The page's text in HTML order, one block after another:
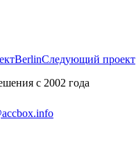
BerlinСледующий проект
с 2002 года